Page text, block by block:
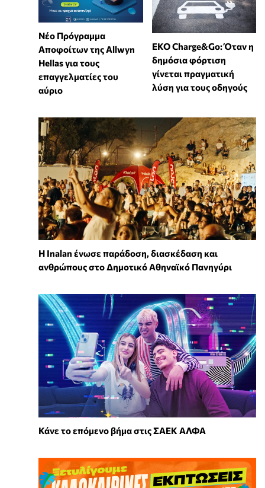
Νέο Πρόγραμμα
Αποφοίτων της Allwyn
Hellas για τους
επαγγελματίες του
αύριο
EKO Charge&Go: Όταν η
δημόσια φόρτιση
γίνεται πραγματική
λύση για τους οδηγούς
Η Inalan ένωσε παράδοση, διασκέδαση και
ανθρώπους στο Δημοτικό Αθηναϊκό Πανηγύρι
Κάνε το επόμενο βήμα στις ΣΑΕΚ ΑΛΦΑ